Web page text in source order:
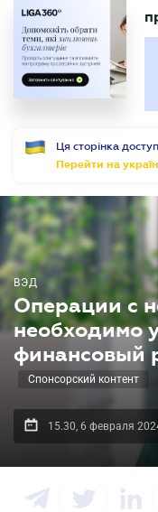
БУХГАЛТЕР.UA
Ця сторінка
Перейти на
ВЭД
Операции с
необходимо
финансовый
Спонсорский контент
15.30, 6 февраля